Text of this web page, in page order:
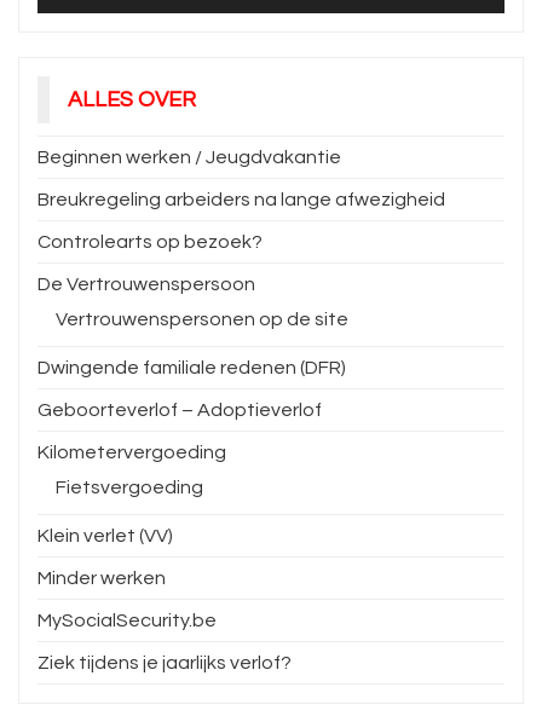
ALLES OVER
Beginnen werken / Jeugdvakantie
Breukregeling arbeiders na lange afwezigheid
Controlearts op bezoek?
De Vertrouwenspersoon
Vertrouwenspersonen op de site
Dwingende familiale redenen (DFR)
Geboorteverlof – Adoptieverlof
Kilometervergoeding
Fietsvergoeding
Klein verlet (VV)
Minder werken
MySocialSecurity.be
Ziek tijdens je jaarlijks verlof?